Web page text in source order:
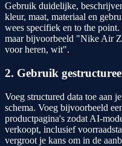
Gebruik duidelijke,
kleur, maat, materiaal en
wees specifiek en to the
maar bijvoorbeeld "Nike Air
voor heren, wit".
2. Gebruik
Voeg structured data toe aan
schema. Voeg bijvoorbeeld
productpagina's zodat AI-
verkoopt, inclusief
vergroot je kans om in de